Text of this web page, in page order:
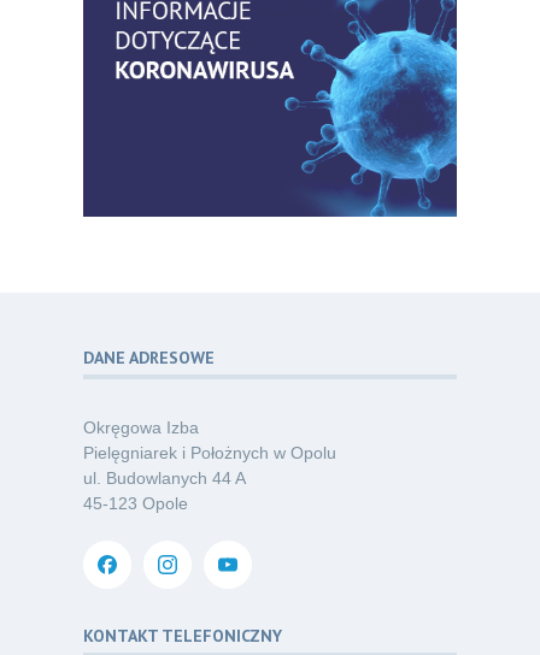
Kategoria:Szkolenia
06
Zaproszenie na Ogólnopolską
Konferencję Naukową „Terminologia
w pielęgniarstwie – komunikacja,
standaryzacja, praktyka”
06
Poza sezonem, poza schematem –
o nowym spojrzeniu na profilaktykę
03
Oferta pracy – pielęgniarka/pielęgniarz
06.26
i absolwentów pielęgniarstwa
DANE ADRESOWE
Okręgowa Izba
Pielęgniarek i Położnych w Opolu
ul. Budowlanych 44 A
45-123 Opole
KONTAKT TELEFONICZNY